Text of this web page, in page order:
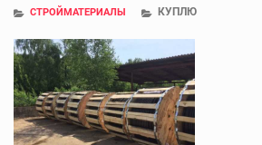
СТРОЙМАТЕРИАЛЫ КУПЛЮ